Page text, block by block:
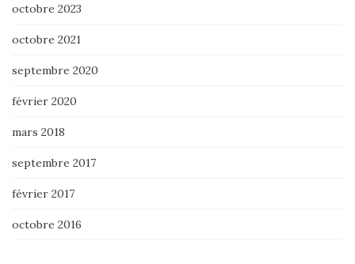
octobre 2023
octobre 2021
septembre 2020
février 2020
mars 2018
septembre 2017
février 2017
octobre 2016